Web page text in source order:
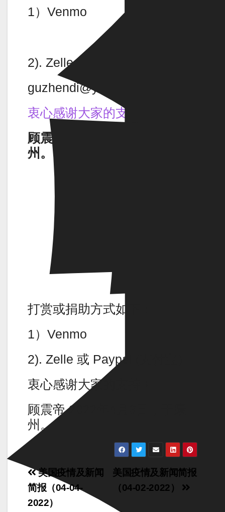
1）Venmo
2). Zelle 或 Paypal (支付宝）
guzhendi@yahoo.com
衷心感谢大家的支持！
顾震帝 2022年4月3日，于康
州。
打赏或捐助方式如下：
1）Venmo
2). Zelle 或 Paypal (支付宝）
衷心感谢大家的支持！
顾震帝 2022年4月3日，于康
州。
Post
navigation
美国疫情及新闻简报
（04-02-2022）
美国疫情及新闻
简报（04-04-
2022）